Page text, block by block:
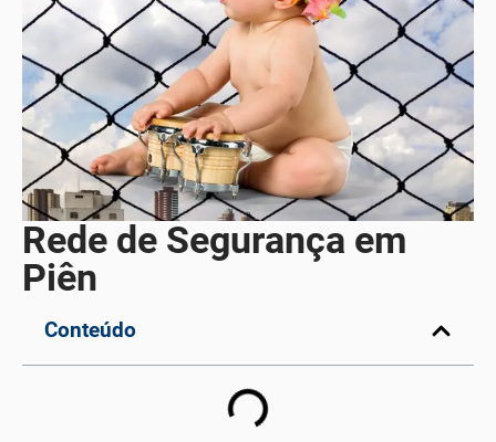
Rede de Segurança em
Piên
Conteúdo